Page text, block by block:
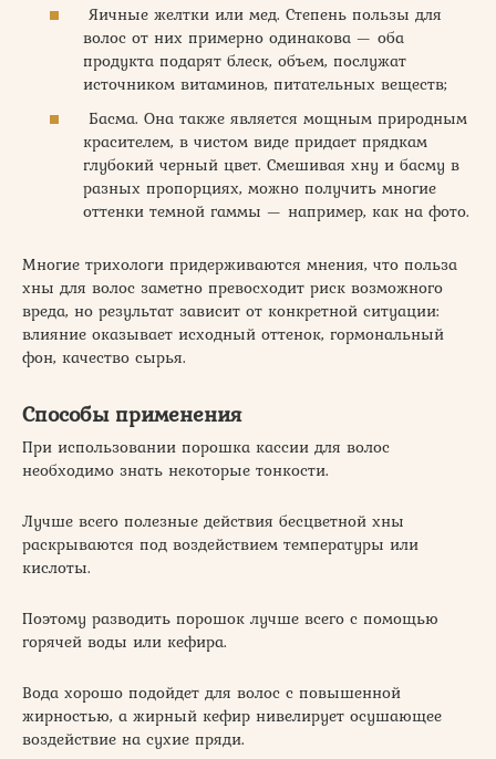
Яичные желтки или мед. Степень пользы для
волос от них примерно одинакова — оба
продукта подарят блеск, объем, послужат
источником витаминов, питательных веществ;
Басма. Она также является мощным природным
красителем, в чистом виде придает прядкам
глубокий черный цвет. Смешивая хну и басму в
разных пропорциях, можно получить многие
оттенки темной гаммы — например, как на фото.
Многие трихологи придерживаются мнения, что польза
хны для волос заметно превосходит риск возможного
вреда, но результат зависит от конкретной ситуации:
влияние оказывает исходный оттенок, гормональный
фон, качество сырья.
Способы применения
При использовании порошка кассии для волос
необходимо знать некоторые тонкости.
Лучше всего полезные действия бесцветной хны
раскрываются под воздействием температуры или
кислоты.
Поэтому разводить порошок лучше всего с помощью
горячей воды или кефира.
Вода хорошо подойдет для волос с повышенной
жирностью, а жирный кефир нивелирует осушающее
воздействие на сухие пряди.